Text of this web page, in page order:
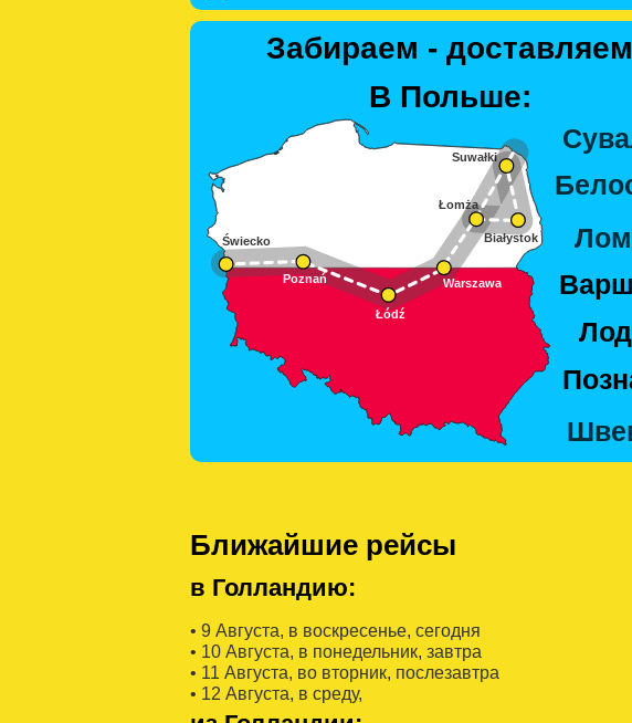
Забираем - доставляем
В Польше:
Ближайшие рейсы
в Голландию:
• 9 Августa, в воскресенье, сегодня
• 10 Августa, в понедельник, завтра
• 11 Августa, во вторник, послезавтра
• 12 Августa, в среду,